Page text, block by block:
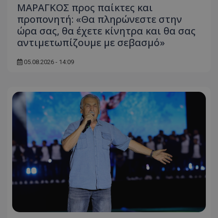
ΜΑΡΑΓΚΟΣ προς παίκτες και
προπονητή: «Θα πληρώνεστε στην
ώρα σας, θα έχετε κίνητρα και θα σας
αντιμετωπίζουμε με σεβασμό»
05.08.2026 - 14:09